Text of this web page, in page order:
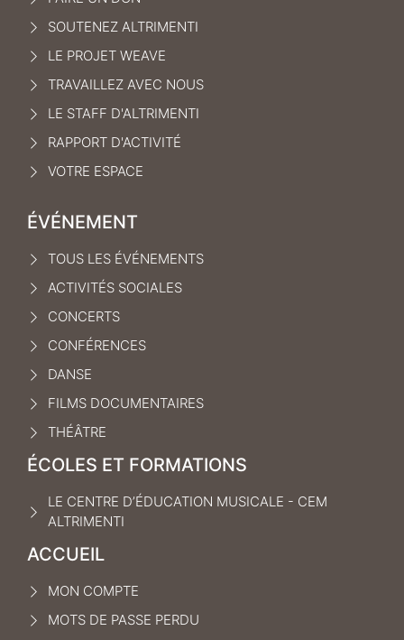
SOUTENEZ ALTRIMENTI
LE PROJET WEAVE
TRAVAILLEZ AVEC NOUS
LE STAFF D'ALTRIMENTI
RAPPORT D'ACTIVITÉ
VOTRE ESPACE
ÉVÉNEMENT
TOUS LES ÉVÉNEMENTS
ACTIVITÉS SOCIALES
CONCERTS
CONFÉRENCES
DANSE
FILMS DOCUMENTAIRES
THÉÂTRE
ÉCOLES ET FORMATIONS
LE CENTRE D’ÉDUCATION MUSICALE - CEM
ALTRIMENTI
ACCUEIL
MON COMPTE
MOTS DE PASSE PERDU